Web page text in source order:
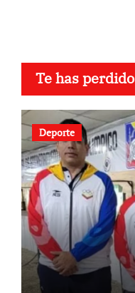
Te has perdido
Deporte